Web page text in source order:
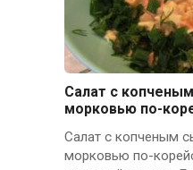
Салат с
морковью по-
Салат с копченым
морковью по-